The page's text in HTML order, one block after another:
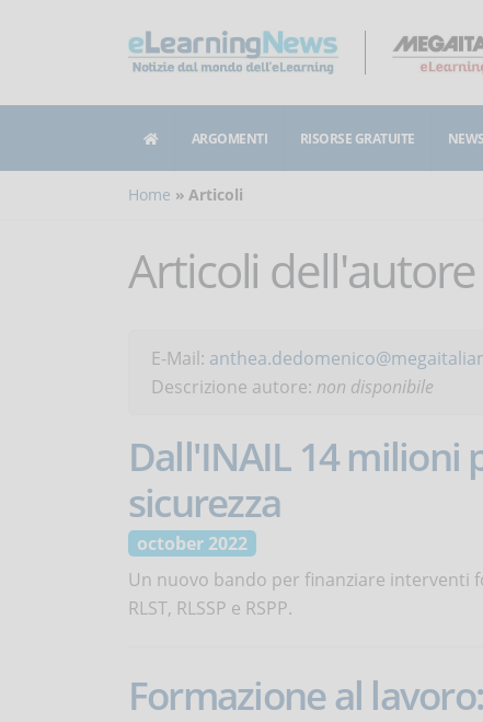
ARGOMENTI RISORSE GRATUITE
Home Articoli
Articoli
E-Mail:
Descrizione autore: non disponibile
Dall'INAIL 14 milioni
sicurezza
october 2022
Un nuovo bando per finanziare interventi
RLST, RLSSP e RSPP.
Formazione al